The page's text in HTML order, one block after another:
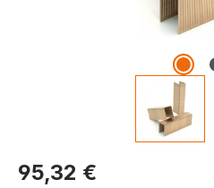
Produktpreis
95,32 €